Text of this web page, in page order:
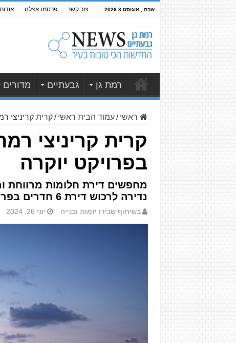
שבת , אוגוסט 8 2026 צור קשר פרסמו אצלנו
רמת גן גבעתיים מדורים
ראשי / עמוד הבית ראשי / קרית קריניצי רמת גן: דירות 6
בפרויקט יוקרה
מחפשים דירת חלומות מרווחת
נדירה לרכוש דירת 6 חדרים בפרויקט יוקרה חדש בקרית קריניצי
בשיתוף שבירו יזמות ובנייה יוני 26, 2024